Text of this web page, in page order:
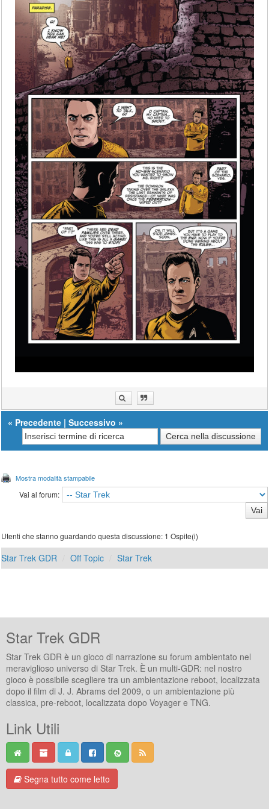
« Precedente |Successivo »
Mostra modalità stampabile
Vai al forum:
Utenti che stanno guardando questa discussione: 1 Ospite(i)
Star Trek GDR Off Topic Star Trek
Star Trek GDR
Star Trek GDR è un gioco di narrazione su forum ambientato nel
meraviglioso universo di Star Trek. È un multi-GDR: nel nostro
gioco è possibile scegliere tra un ambientazione reboot, localizzata
dopo il film di J. J. Abrams del 2009, o un ambientazione più
classica, pre-reboot, localizzata dopo Voyager e TNG.
Link Utili
Segna tutto come letto